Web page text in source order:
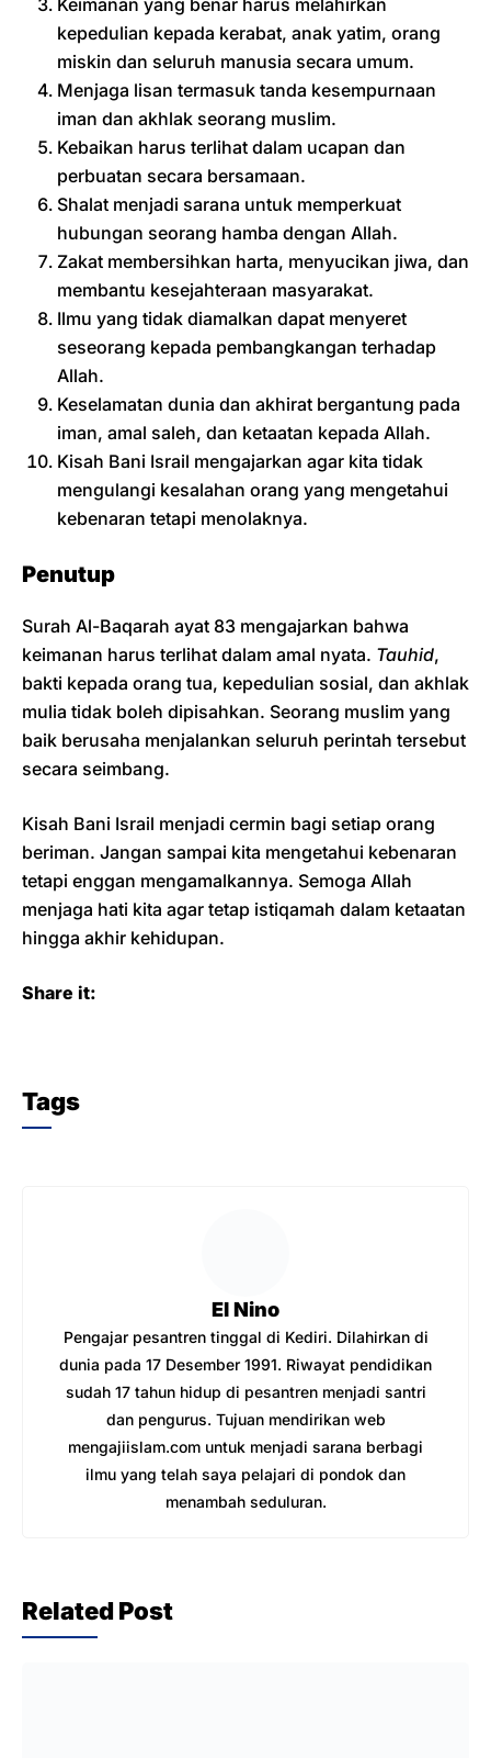
kepedulian kepada kerabat, anak yatim, orang
miskin dan seluruh manusia secara umum.
Menjaga lisan termasuk tanda kesempurnaan
iman dan akhlak seorang muslim.
Kebaikan harus terlihat dalam ucapan dan
perbuatan secara bersamaan.
Shalat menjadi sarana untuk memperkuat
hubungan seorang hamba dengan Allah.
Zakat membersihkan harta, menyucikan jiwa, dan
membantu kesejahteraan masyarakat.
Ilmu yang tidak diamalkan dapat menyeret
seseorang kepada pembangkangan terhadap
Allah.
Keselamatan dunia dan akhirat bergantung pada
iman, amal saleh, dan ketaatan kepada Allah.
Kisah Bani Israil mengajarkan agar kita tidak
mengulangi kesalahan orang yang mengetahui
kebenaran tetapi menolaknya.
Penutup
Surah Al-Baqarah ayat 83 mengajarkan bahwa
keimanan harus terlihat dalam amal nyata. Tauhid,
bakti kepada orang tua, kepedulian sosial, dan akhlak
mulia tidak boleh dipisahkan. Seorang muslim yang
baik berusaha menjalankan seluruh perintah tersebut
secara seimbang.
Kisah Bani Israil menjadi cermin bagi setiap orang
beriman. Jangan sampai kita mengetahui kebenaran
tetapi enggan mengamalkannya. Semoga Allah
menjaga hati kita agar tetap istiqamah dalam ketaatan
hingga akhir kehidupan.
Share it:
Tags
El Nino
Pengajar pesantren tinggal di Kediri. Dilahirkan di
dunia pada 17 Desember 1991. Riwayat pendidikan
sudah 17 tahun hidup di pesantren menjadi santri
dan pengurus. Tujuan mendirikan web
mengajiislam.com untuk menjadi sarana berbagi
ilmu yang telah saya pelajari di pondok dan
menambah seduluran.
Related Post